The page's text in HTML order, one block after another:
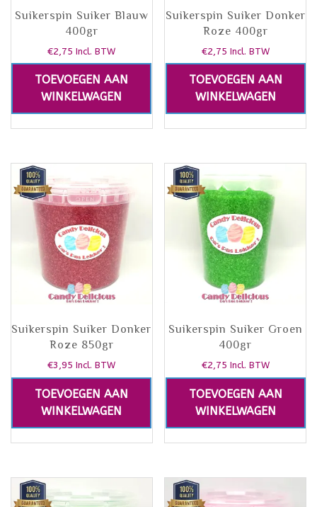
Suikerspin Suiker Blauw
400gr
€2,75 Incl. BTW
TOEVOEGEN AAN
WINKELWAGEN
Suikerspin Suiker Donker
Roze 400gr
€2,75 Incl. BTW
TOEVOEGEN AAN
WINKELWAGEN
Suikerspin Suiker Donker
Roze 850gr
€3,95 Incl. BTW
TOEVOEGEN AAN
WINKELWAGEN
Suikerspin Suiker Groen
400gr
€2,75 Incl. BTW
TOEVOEGEN AAN
WINKELWAGEN